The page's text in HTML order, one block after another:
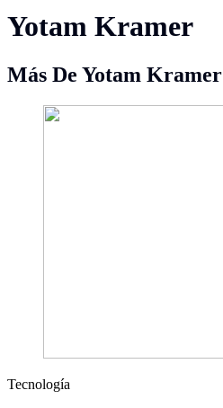
Yotam Kramer
Más De Yotam Kramer
Tecnología